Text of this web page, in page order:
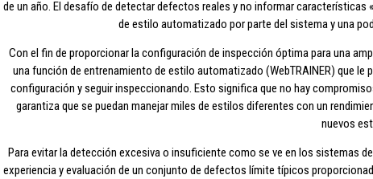
de un año. El desafío de detectar defectos reales y no informar
de estilo automatizado por parte del sistema y una
Con el fin de proporcionar la configuración de inspección óptima para una
una función de entrenamiento de estilo automatizado (WebTRAINER) que
configuración y seguir inspeccionando. Esto significa que no hay
garantiza que se puedan manejar miles de estilos diferentes con un
nuevos
Para evitar la detección excesiva o insuficiente como se ve en los sistemas
experiencia y evaluación de un conjunto de defectos límite típicos